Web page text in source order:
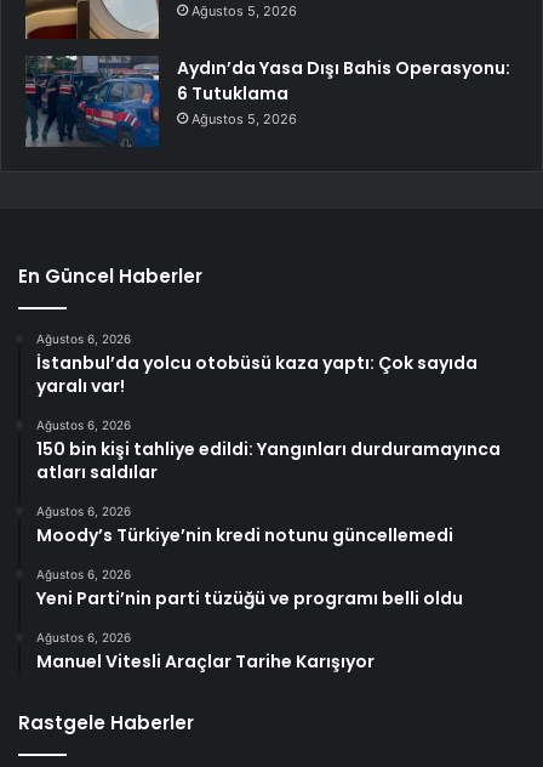
Ağustos 5, 2026
Aydın’da Yasa Dışı Bahis Operasyonu:
6 Tutuklama
Ağustos 5, 2026
En Güncel Haberler
Ağustos 6, 2026
İstanbul’da yolcu otobüsü kaza yaptı: Çok sayıda
yaralı var!
Ağustos 6, 2026
150 bin kişi tahliye edildi: Yangınları durduramayınca
atları saldılar
Ağustos 6, 2026
Moody’s Türkiye’nin kredi notunu güncellemedi
Ağustos 6, 2026
Yeni Parti’nin parti tüzüğü ve programı belli oldu
Ağustos 6, 2026
Manuel Vitesli Araçlar Tarihe Karışıyor
Rastgele Haberler